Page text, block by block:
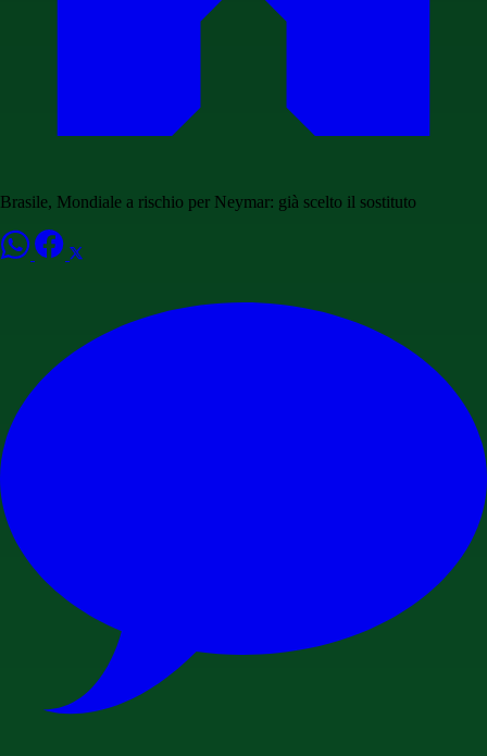
Brasile, Mondiale a rischio per Neymar: già scelto il sostituto